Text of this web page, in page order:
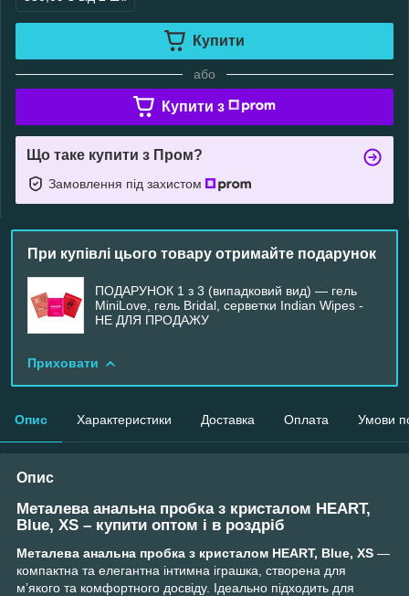
Купити
або
Купити з
Що таке купити з Пром?
Замовлення під захистом
При купівлі цього товару отримайте подарунок
ПОДАРУНОК 1 з 3 (випадковий вид) — гель
MiniLove, гель Bridal, серветки Indian Wipes -
НЕ ДЛЯ ПРОДАЖУ
Приховати
Опис Характеристики Доставка Оплата Умови
Опис
Металева анальна пробка з кристалом HEART,
Blue, XS – купити оптом і в роздріб
Металева анальна пробка з кристалом HEART, Blue, XS —
компактна та елегантна інтимна іграшка, створена для
м’якого та комфортного досвіду. Ідеально підходить для